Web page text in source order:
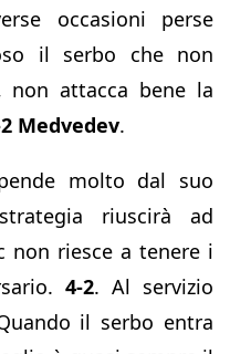
occasioni perse
il serbo che non
non attacca bene la
Medvedev.
molto dal suo
riuscirà ad
non riesce a tenere i
4-2. Al servizio
il serbo entra